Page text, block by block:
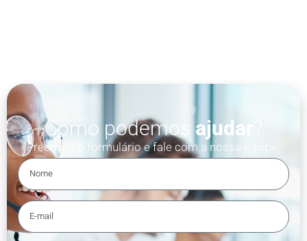
Como podemos ajudar
Preencha o formulário e fale com a nossa equipe.